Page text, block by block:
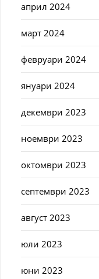
април 2024
март 2024
февруари 2024
януари 2024
декември 2023
ноември 2023
октомври 2023
септември 2023
август 2023
юли 2023
юни 2023